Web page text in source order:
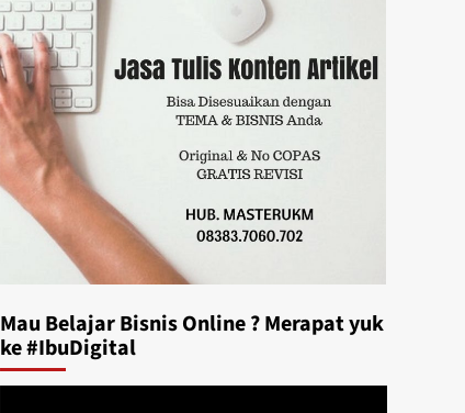
Mau Belajar Bisnis Online ? Merapat yuk
ke #IbuDigital